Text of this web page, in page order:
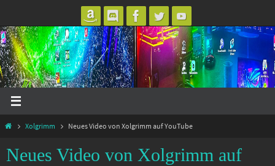
Inhalt
springen
StartXolgrimm Neues Video von Xolgrimm auf YouTube
Neues Video von Xolgrimm auf